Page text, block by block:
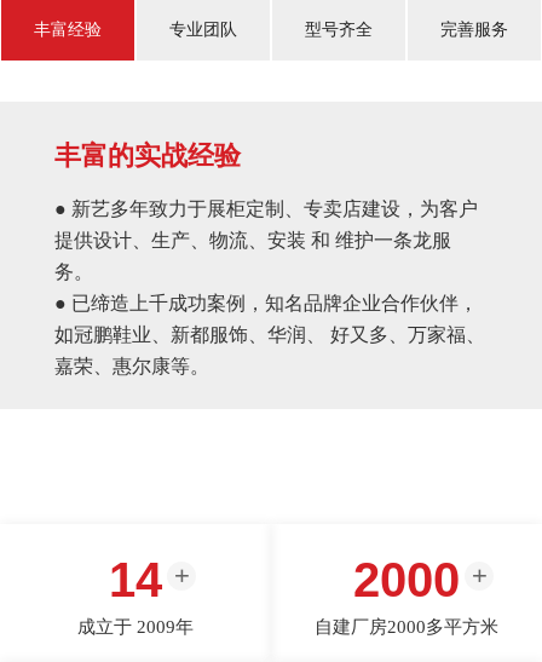
丰富经验 专业团队 型号齐全 完善服务
丰富的实战经验
● 新艺多年致力于展柜定制、专卖店建设，为客户
提供设计、生产、物流、安装 和 维护一条龙服
务。
● 已缔造上千成功案例，知名品牌企业合作伙伴，
如冠鹏鞋业、新都服饰、华润、 好又多、万家福、
嘉荣、惠尔康等。
14
成立于 2009年
2000
自建厂房2000多平方米